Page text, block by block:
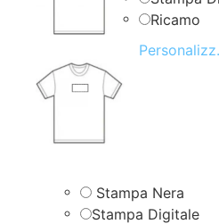
Ricamo
Stampa Nera
Stampa Digitale